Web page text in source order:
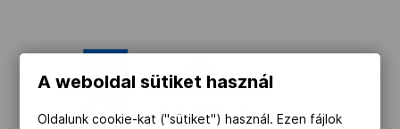
A weboldal sütiket használ
Oldalunk cookie-kat ("sütiket") használ. Ezen fájlok